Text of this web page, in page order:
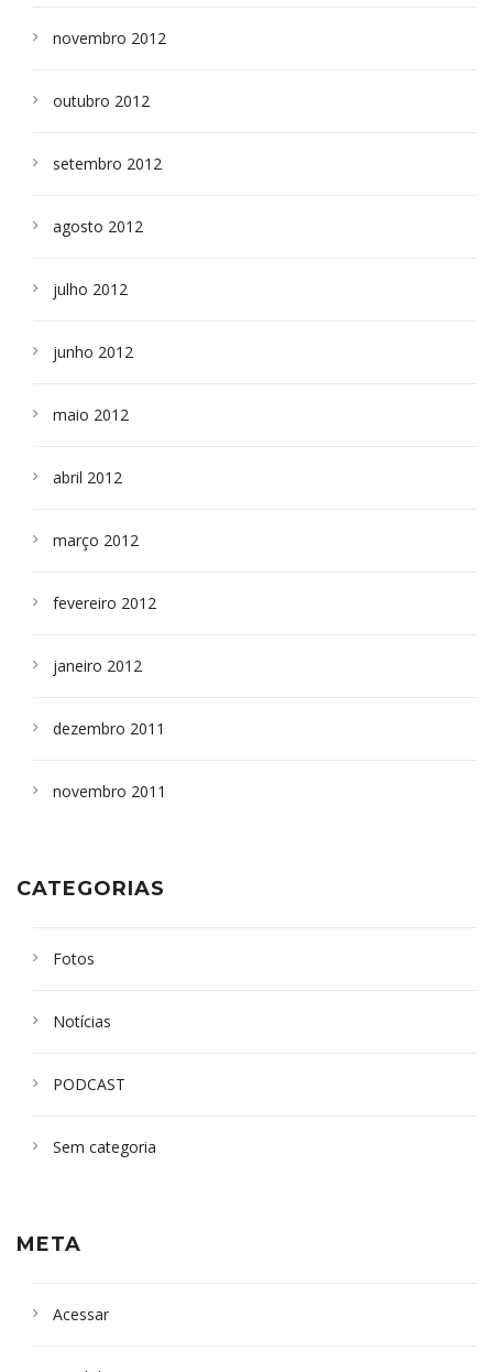
novembro 2012
outubro 2012
setembro 2012
agosto 2012
julho 2012
junho 2012
maio 2012
abril 2012
março 2012
fevereiro 2012
janeiro 2012
dezembro 2011
novembro 2011
CATEGORIAS
Fotos
Notícias
PODCAST
Sem categoria
META
Acessar